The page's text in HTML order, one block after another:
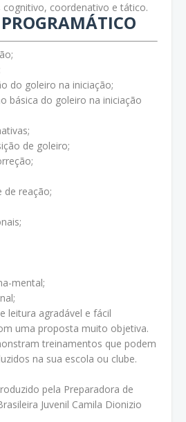
coordenativo e tático.
do goleiro na iniciação;
básica do goleiro na iniciação
de goleiro;
de reação;
mental;
leitura agradável e fácil
uma proposta muito objetiva.
treinamentos que podem
na sua escola ou clube.
pela Preparadora de
Juvenil Camila Dionizio